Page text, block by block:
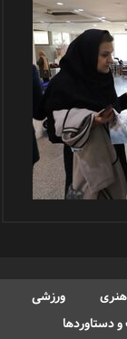
ورزشی
دستاوردها